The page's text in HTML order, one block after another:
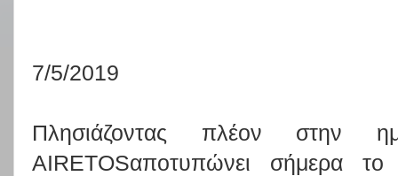
7/5/2019
Πλησιάζοντας πλέον
AIRETOSαποτυπώνει σήμερα το